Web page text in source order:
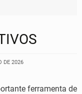
DE 2026
ferramenta de